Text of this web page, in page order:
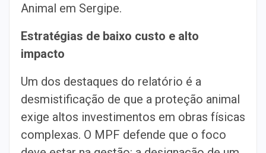
Animal em Sergipe.
Estratégias de baixo custo e alto
impacto
Um dos destaques do relatório é a
desmistificação de que a proteção animal
exige altos investimentos em obras físicas
complexas. O MPF defende que o foco